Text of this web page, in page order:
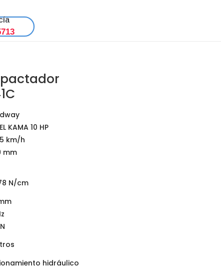
KAMA 10 HP
km/h
mm
N/cm
hidráulico